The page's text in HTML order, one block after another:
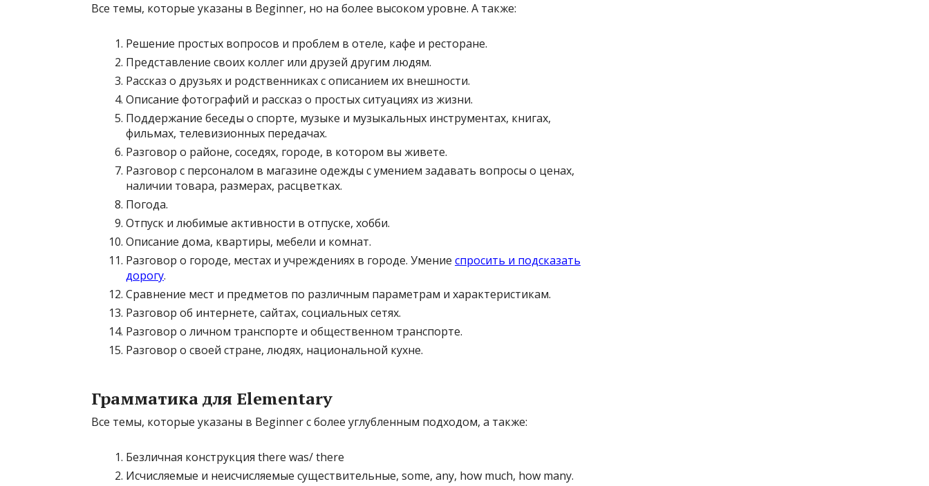
Все темы, которые указаны в Beginner, но на более высоком уровне. А также:
Решение простых вопросов и проблем в отеле, кафе и ресторане.
Представление своих коллег или друзей другим людям.
Рассказ о друзьях и родственниках с описанием их внешности.
Описание фотографий и рассказ о простых ситуациях из жизни.
Поддержание беседы о спорте, музыке и музыкальных инструментах, книгах,
фильмах, телевизионных передачах.
Разговор о районе, соседях, городе, в котором вы живете.
Разговор с персоналом в магазине одежды с умением задавать вопросы о ценах,
наличии товара, размерах, расцветках.
Погода.
Отпуск и любимые активности в отпуске, хобби.
Описание дома, квартиры, мебели и комнат.
Разговор о городе, местах и учреждениях в городе. Умение спросить и подсказать
дорогу.
Сравнение мест и предметов по различным параметрам и характеристикам.
Разговор об интернете, сайтах, социальных сетях.
Разговор о личном транспорте и общественном транспорте.
Разговор о своей стране, людях, национальной кухне.
Грамматика для Elementary
Все темы, которые указаны в Beginner с более углубленным подходом, а также:
Безличная конструкция there was/ there
Исчисляемые и неисчисляемые существительные, some, any, how much, how many.